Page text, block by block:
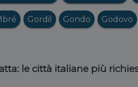
Gordil Gondo Godovo
le città italiane più